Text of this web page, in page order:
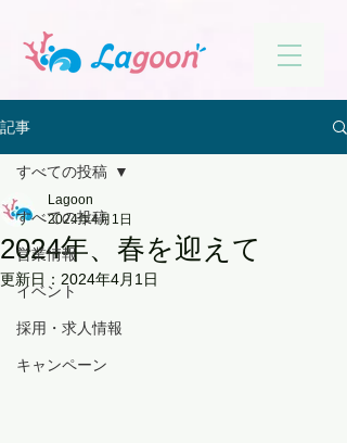
記事
すべての投稿
営業情報
イベント
採用・求人情報
キャンペーン
すべての投稿
2024年、春を迎えて
Lagoon
2024年4月1日
更新日： 2024年4月1日